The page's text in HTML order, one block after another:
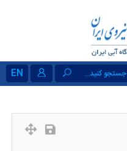
EN جستجو کنید...